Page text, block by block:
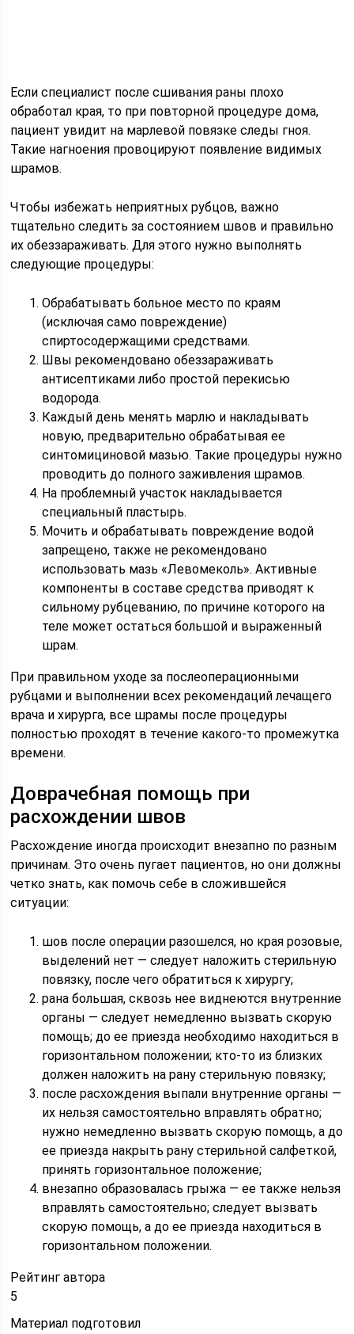
Если специалист после сшивания раны плохо
обработал края, то при повторной процедуре дома,
пациент увидит на марлевой повязке следы гноя.
Такие нагноения провоцируют появление видимых
шрамов.
Чтобы избежать неприятных рубцов, важно
тщательно следить за состоянием швов и правильно
их обеззараживать. Для этого нужно выполнять
следующие процедуры:
Обрабатывать больное место по краям
(исключая само повреждение)
спиртосодержащими средствами.
Швы рекомендовано обеззараживать
антисептиками либо простой перекисью
водорода.
Каждый день менять марлю и накладывать
новую, предварительно обрабатывая ее
синтомициновой мазью. Такие процедуры нужно
проводить до полного заживления шрамов.
На проблемный участок накладывается
специальный пластырь.
Мочить и обрабатывать повреждение водой
запрещено, также не рекомендовано
использовать мазь «Левомеколь». Активные
компоненты в составе средства приводят к
сильному рубцеванию, по причине которого на
теле может остаться большой и выраженный
шрам.
При правильном уходе за послеоперационными
рубцами и выполнении всех рекомендаций лечащего
врача и хирурга, все шрамы после процедуры
полностью проходят в течение какого-то промежутка
времени.
Доврачебная помощь при
расхождении швов
Расхождение иногда происходит внезапно по разным
причинам. Это очень пугает пациентов, но они должны
четко знать, как помочь себе в сложившейся
ситуации:
шов после операции разошелся, но края розовые,
выделений нет — следует наложить стерильную
повязку, после чего обратиться к хирургу;
рана большая, сквозь нее виднеются внутренние
органы — следует немедленно вызвать скорую
помощь; до ее приезда необходимо находиться в
горизонтальном положении; кто-то из близких
должен наложить на рану стерильную повязку;
после расхождения выпали внутренние органы —
их нельзя самостоятельно вправлять обратно;
нужно немедленно вызвать скорую помощь, а до
ее приезда накрыть рану стерильной салфеткой,
принять горизонтальное положение;
внезапно образовалась грыжа — ее также нельзя
вправлять самостоятельно; следует вызвать
скорую помощь, а до ее приезда находиться в
горизонтальном положении.
Рейтинг автора
5
Материал подготовил